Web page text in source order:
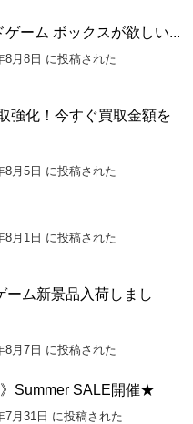
ーム ボックスが欲しい...
8月8日 に投稿された
強化！今すぐ買取金額を
8月5日 に投稿された
8月1日 に投稿された
ーム新景品入荷しまし
8月7日 に投稿された
Summer SALE開催★
7月31日 に投稿された